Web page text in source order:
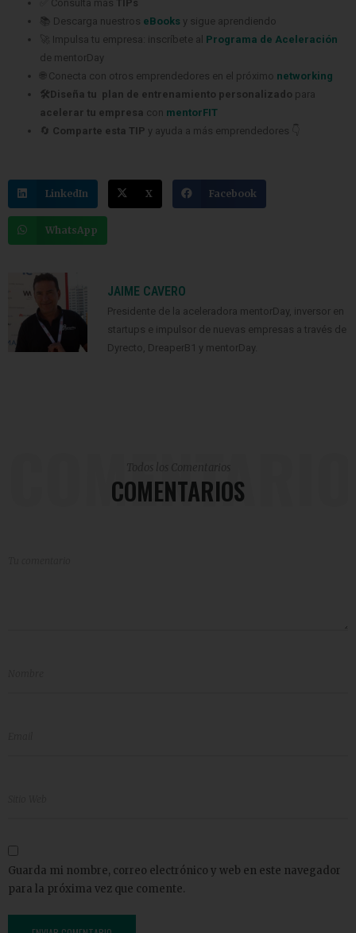
✅ Consulta más
TIPs
📚 Descarga nuestros eBooks y sigue aprendiendo
🚀 Impulsa tu empresa: inscríbete al Programa de Aceleración
de mentorDay
🌐 Conecta con otros emprendedores en el próximo networking
🛠️Diseña tu plan de entrenamiento personalizado para
acelerar tu empresa con mentorFIT
🔄 Comparte esta TIP y ayuda a más emprendedores 👇
LinkedIn X Facebook
WhatsApp
JAIME CAVERO
Presidente de la aceleradora mentorDay, inversor en
startups e impulsor de nuevas empresas a través de
Dyrecto, DreaperB1 y mentorDay.
COMENTARIOS
Guarda mi nombre, correo electrónico y web en este navegador
para la próxima vez que comente.